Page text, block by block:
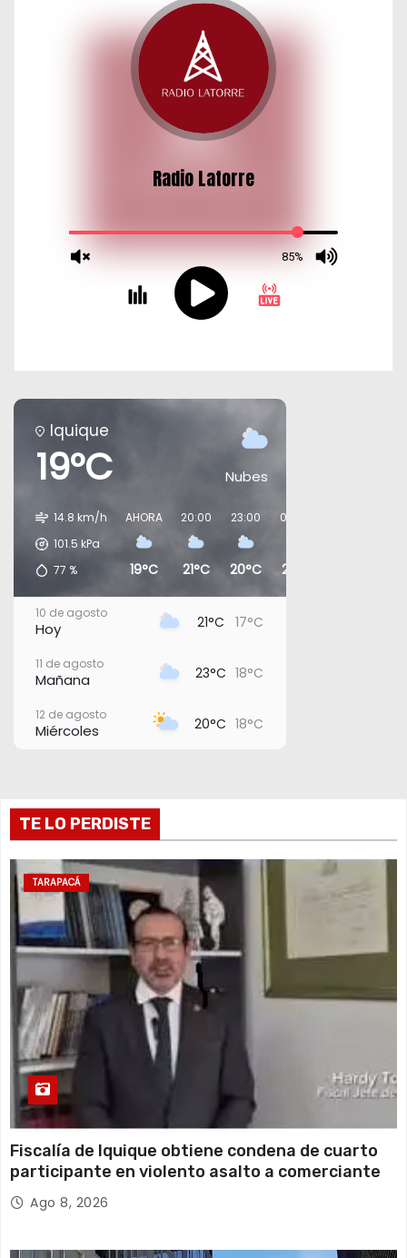
Iquique
19°C Nubes
14.8 km/h
101.5 kPa
77 %
AHORA
19°C
20:00
21°C
23:00
20°C
02:00
21°C
10 de agosto
Hoy 21°C 17°C
11 de agosto
Mañana 23°C 18°C
12 de agosto
Miércoles 20°C 18°C
14 de agosto
Viernes
15 de agosto
Sábado 19°C
16 de agosto
Domingo 18°C
TE LO PERDISTE
TARAPACÁ
Fiscalía de Iquique obtiene condena de cuarto
participante en violento asalto a comerciante
Ago 8, 2026